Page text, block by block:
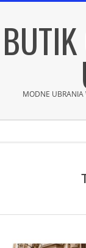
content
MODNE UBRANIA